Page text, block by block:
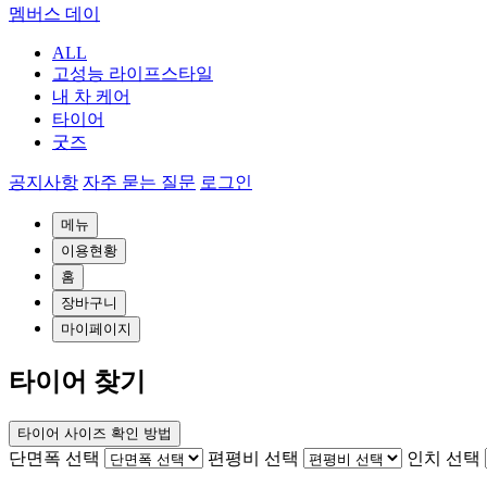
멤버스 데이
ALL
고성능 라이프스타일
내 차 케어
타이어
굿즈
공지사항 자주 묻는 질문 로그인
메뉴
이용현황
홈
장바구니
마이페이지
타이어 찾기
타이어 사이즈 확인 방법
단면폭 선택 편평비 선택 인치 선택